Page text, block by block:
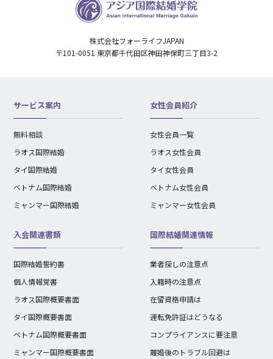
株式会社フォーライフJAPAN
〒101-0051 東京都千代田区神田神保町三丁目3-2
サービス案内
無料相談
ラオス国際結婚
タイ国際結婚
ベトナム国際結婚
ミャンマー国際結婚
女性会員紹介
女性会員一覧
ラオス女性会員
タイ女性会員
ベトナム女性会員
ミャンマー女性会員
入会関連書類
国際結婚誓約書
個人情報覚書
ラオス国際概要書面
タイ国際概要書面
ベトナム国際概要書面
ミャンマー国際概要書面
国際結婚関連情報
業者探しの注意点
入籍時の注意点
在留資格申請は
運転免許証はどうなる
コンプライアンスに要注意
離婚後のトラブル回避は